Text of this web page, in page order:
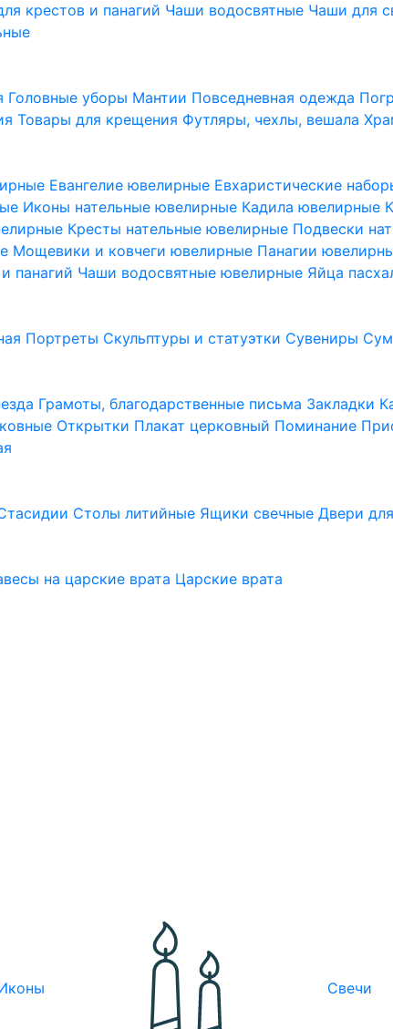
крестов и панагий Чаши водосвятные Чаши для
Головные уборы Мантии Повседневная одежда
Товары для крещения Футляры, чехлы, вешала
Евангелие ювелирные Евхаристические
Иконы нательные ювелирные Кадила ювелирные
Кресты нательные ювелирные Подвески
Мощевики и ковчеги ювелирные Панагии
панагий Чаши водосвятные ювелирные Яйца
Портреты Скульптуры и статуэтки Сувениры
Грамоты, благодарственные письма Закладки
Открытки Плакат церковный Поминание
Столы литийные Ящики свечныеДвери
на царские врата Царские врата
Свечи